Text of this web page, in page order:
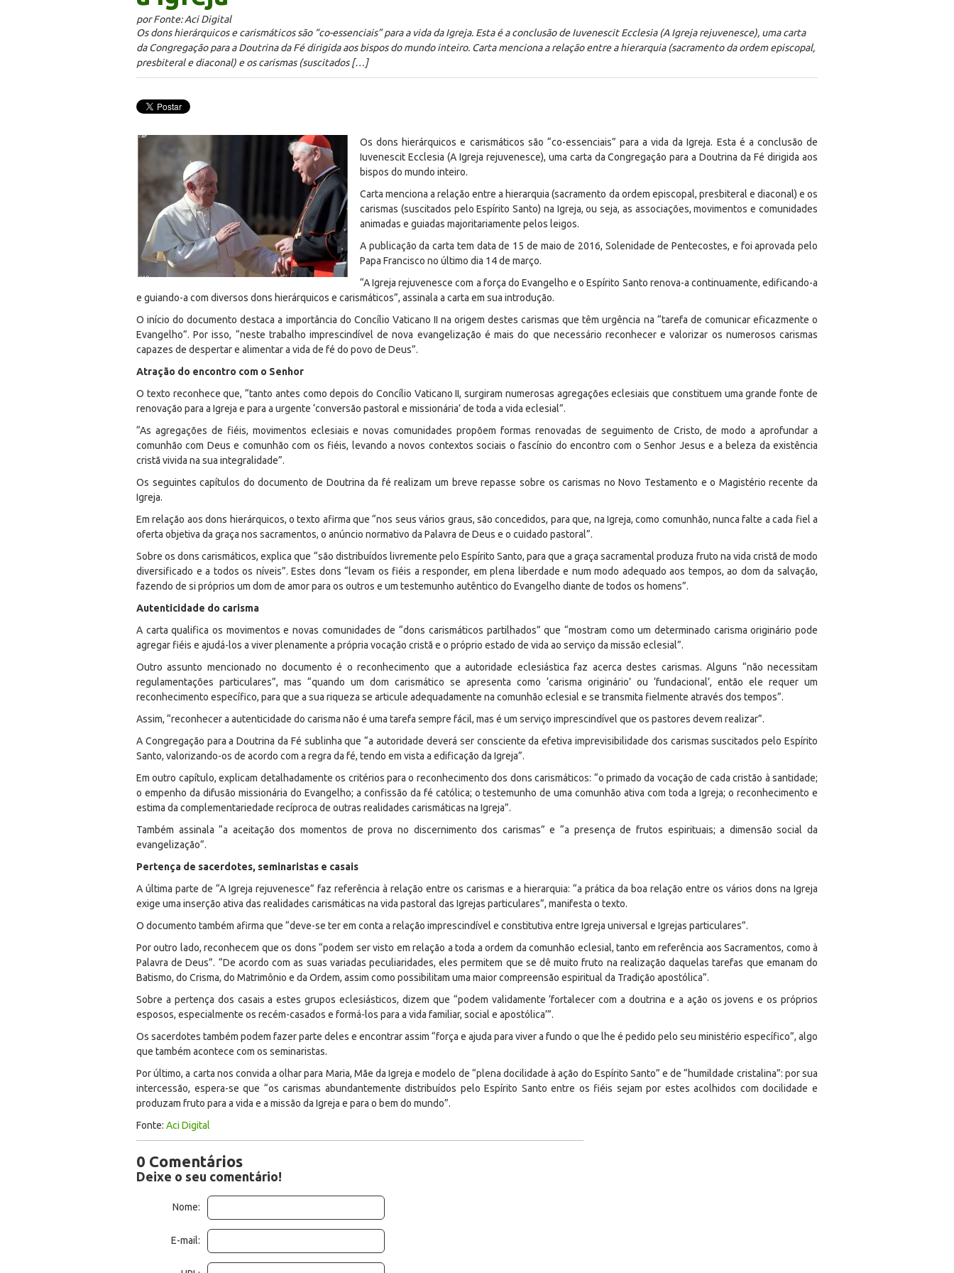
por Fonte: Aci Digital
Os dons hierárquicos e carismáticos são “co-essenciais” para a vida da Igreja. Esta é a conclusão de Iuvenescit Ecclesia (A Igreja rejuvenesce), uma carta
da Congregação para a Doutrina da Fé dirigida aos bispos do mundo inteiro. Carta menciona a relação entre a hierarquia (sacramento da ordem episcopal,
presbiteral e diaconal) e os carismas (suscitados […]
Os dons hierárquicos e carismáticos são “co-essenciais” para a vida da Igreja. Esta é a conclusão de
Iuvenescit Ecclesia (A Igreja rejuvenesce), uma carta da Congregação para a Doutrina da Fé dirigida aos
bispos do mundo inteiro.
Carta menciona a relação entre a hierarquia (sacramento da ordem episcopal, presbiteral e diaconal) e os
carismas (suscitados pelo Espírito Santo) na Igreja, ou seja, as associações, movimentos e comunidades
animadas e guiadas majoritariamente pelos leigos.
A publicação da carta tem data de 15 de maio de 2016, Solenidade de Pentecostes, e foi aprovada pelo
Papa Francisco no último dia 14 de março.
“A Igreja rejuvenesce com a força do Evangelho e o Espírito Santo renova-a continuamente, edificando-a
e guiando-a com diversos dons hierárquicos e carismáticos”, assinala a carta em sua introdução.
O início do documento destaca a importância do Concílio Vaticano II na origem destes carismas que têm urgência na “tarefa de comunicar eficazmente o
Evangelho”. Por isso, “neste trabalho imprescindível de nova evangelização é mais do que necessário reconhecer e valorizar os numerosos carismas
capazes de despertar e alimentar a vida de fé do povo de Deus”.
Atração do encontro com o Senhor
O texto reconhece que, “tanto antes como depois do Concílio Vaticano II, surgiram numerosas agregações eclesiais que constituem uma grande fonte de
renovação para a Igreja e para a urgente ‘conversão pastoral e missionária’ de toda a vida eclesial”.
“As agregações de fiéis, movimentos eclesiais e novas comunidades propõem formas renovadas de seguimento de Cristo, de modo a aprofundar a
comunhão com Deus e comunhão com os fiéis, levando a novos contextos sociais o fascínio do encontro com o Senhor Jesus e a beleza da existência
cristã vivida na sua integralidade”.
Os seguintes capítulos do documento de Doutrina da fé realizam um breve repasse sobre os carismas no Novo Testamento e o Magistério recente da
Igreja.
Em relação aos dons hierárquicos, o texto afirma que “nos seus vários graus, são concedidos, para que, na Igreja, como comunhão, nunca falte a cada fiel a
oferta objetiva da graça nos sacramentos, o anúncio normativo da Palavra de Deus e o cuidado pastoral”.
Sobre os dons carismáticos, explica que “são distribuídos livremente pelo Espírito Santo, para que a graça sacramental produza fruto na vida cristã de modo
diversificado e a todos os níveis”. Estes dons “levam os fiéis a responder, em plena liberdade e num modo adequado aos tempos, ao dom da salvação,
fazendo de si próprios um dom de amor para os outros e um testemunho autêntico do Evangelho diante de todos os homens”.
Autenticidade do carisma
A carta qualifica os movimentos e novas comunidades de “dons carismáticos partilhados” que “mostram como um determinado carisma originário pode
agregar fiéis e ajudá-los a viver plenamente a própria vocação cristã e o próprio estado de vida ao serviço da missão eclesial”.
Outro assunto mencionado no documento é o reconhecimento que a autoridade eclesiástica faz acerca destes carismas. Alguns “não necessitam
regulamentações particulares”, mas “quando um dom carismático se apresenta como ‘carisma originário’ ou ‘fundacional’, então ele requer um
reconhecimento específico, para que a sua riqueza se articule adequadamente na comunhão eclesial e se transmita fielmente através dos tempos”.
Assim, “reconhecer a autenticidade do carisma não é uma tarefa sempre fácil, mas é um serviço imprescindível que os pastores devem realizar”.
A Congregação para a Doutrina da Fé sublinha que “a autoridade deverá ser consciente da efetiva imprevisibilidade dos carismas suscitados pelo Espírito
Santo, valorizando-os de acordo com a regra da fé, tendo em vista a edificação da Igreja”.
Em outro capítulo, explicam detalhadamente os critérios para o reconhecimento dos dons carismáticos: “o primado da vocação de cada cristão à santidade;
o empenho da difusão missionária do Evangelho; a confissão da fé católica; o testemunho de uma comunhão ativa com toda a Igreja; o reconhecimento e
estima da complementariedade recíproca de outras realidades carismáticas na Igreja”.
Também assinala “a aceitação dos momentos de prova no discernimento dos carismas” e “a presença de frutos espirituais; a dimensão social da
evangelização”.
Pertença de sacerdotes, seminaristas e casais
A última parte de “A Igreja rejuvenesce” faz referência à relação entre os carismas e a hierarquia: “a prática da boa relação entre os vários dons na Igreja
exige uma inserção ativa das realidades carismáticas na vida pastoral das Igrejas particulares”, manifesta o texto.
O documento também afirma que “deve-se ter em conta a relação imprescindível e constitutiva entre Igreja universal e Igrejas particulares”.
Por outro lado, reconhecem que os dons “podem ser visto em relação a toda a ordem da comunhão eclesial, tanto em referência aos Sacramentos, como à
Palavra de Deus”. “De acordo com as suas variadas peculiaridades, eles permitem que se dê muito fruto na realização daquelas tarefas que emanam do
Batismo, do Crisma, do Matrimônio e da Ordem, assim como possibilitam uma maior compreensão espiritual da Tradição apostólica”.
Sobre a pertença dos casais a estes grupos eclesiásticos, dizem que “podem validamente ‘fortalecer com a doutrina e a ação os jovens e os próprios
esposos, especialmente os recém-casados e formá-los para a vida familiar, social e apostólica’”.
Os sacerdotes também podem fazer parte deles e encontrar assim “força e ajuda para viver a fundo o que lhe é pedido pelo seu ministério específico”, algo
que também acontece com os seminaristas.
Por último, a carta nos convida a olhar para Maria, Mãe da Igreja e modelo de “plena docilidade à ação do Espírito Santo” e de “humildade cristalina”: por sua
intercessão, espera-se que “os carismas abundantemente distribuídos pelo Espírito Santo entre os fiéis sejam por estes acolhidos com docilidade e
produzam fruto para a vida e a missão da Igreja e para o bem do mundo”.
Fonte: Aci Digital
0 Comentários
Deixe o seu comentário!
Nome:
E-mail: